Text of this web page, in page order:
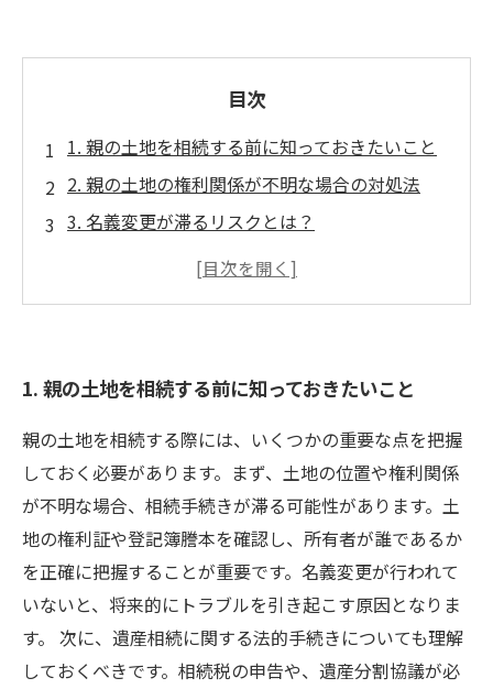
目次
1. 親の土地を相続する前に知っておきたいこと
2. 親の土地の権利関係が不明な場合の対処法
3. 名義変更が滞るリスクとは？
4. 遺産相続の法的手続きとその流れ
イド
1. 親の土地を相続する前に知っておきたいこと
親の土地を相続する際には、いくつかの重要な点を把握
しておく必要があります。まず、土地の位置や権利関係
が不明な場合、相続手続きが滞る可能性があります。土
地の権利証や登記簿謄本を確認し、所有者が誰であるか
を正確に把握することが重要です。名義変更が行われて
いないと、将来的にトラブルを引き起こす原因となりま
す。 次に、遺産相続に関する法的手続きについても理解
しておくべきです。相続税の申告や、遺産分割協議が必